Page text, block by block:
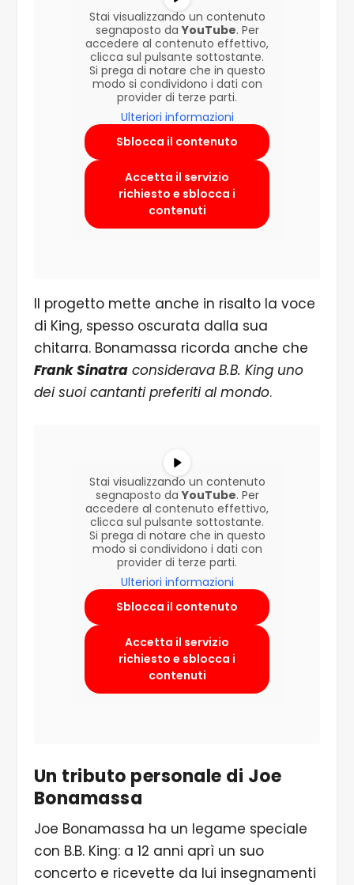
Stai visualizzando un contenuto
segnaposto daYouTube. Per
accedere al contenuto effettivo,
clicca sul pulsante sottostante.
Si prega di notare che in questo
modo si condividono i dati con
provider di terze parti.
Ulteriori informazioni
Sblocca il contenuto
Accetta il servizio
richiesto e sblocca i
contenuti
Il progetto mette anche in risalto la voce
di King, spesso oscurata dalla sua
chitarra. Bonamassa ricorda anche che
Frank Sinatraconsiderava B.B. King uno
dei suoi cantanti preferiti al mondo.
Stai visualizzando un contenuto
segnaposto daYouTube. Per
accedere al contenuto effettivo,
clicca sul pulsante sottostante.
Si prega di notare che in questo
modo si condividono i dati con
provider di terze parti.
Ulteriori informazioni
Sblocca il contenuto
Accetta il servizio
richiesto e sblocca i
contenuti
Un tributo personale di Joe
Bonamassa
Joe Bonamassa ha un legame speciale
con B.B. King: a 12 anni aprì un suo
concerto e ricevette da lui insegnamenti